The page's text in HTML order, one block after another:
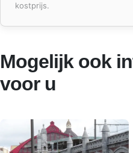
kostprijs.
Mogelijk ook
voor u